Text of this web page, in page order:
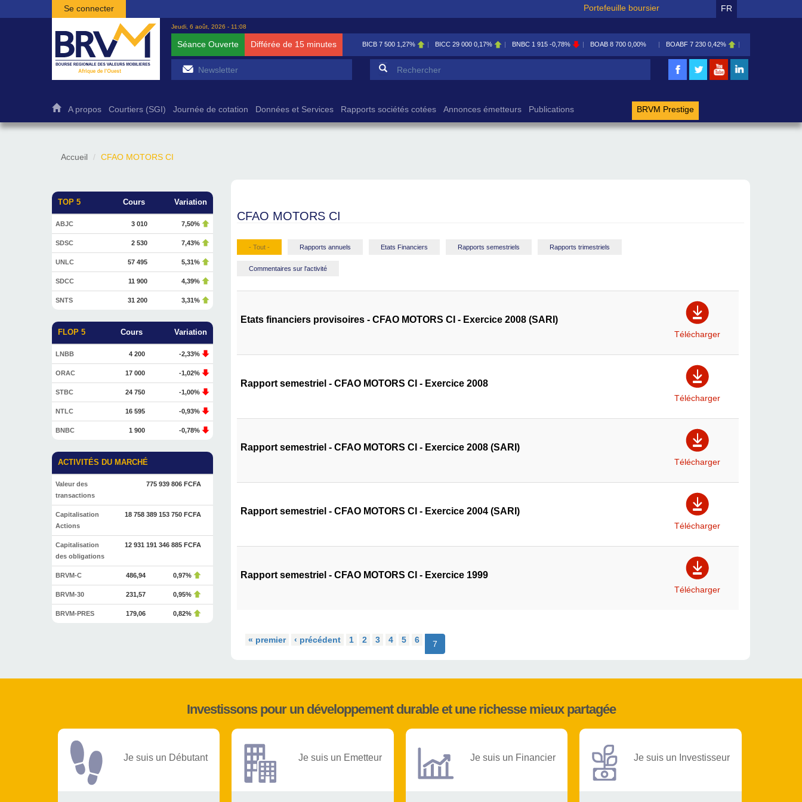
Aller au contenu principal
Se connecter Portefeuille boursier FR
Jeudi, 6 août, 2026 - 11:08
Séance Ouverte Différée de 15 minutes BICB 7 500 1,27% BICC 29 000 0,17% BNBC 1 915 -0,78% BOAB 8 700 0,00% BOABF 7 230 0,42%
Formulaire de recherche
A propos Courtiers (SGI) Journée de cotation Données et Services Rapports sociétés cotées Annonces émetteurs Publications BRVM Prestige
Accueil CFAO MOTORS CI
TOP 5 Cours Variation
ABJC 3 010 7,50%
SDSC 2 530 7,43%
UNLC 57 495 5,31%
SDCC 11 900 4,39%
SNTS 31 200 3,31%
FLOP 5 Cours Variation
LNBB 4 200 -2,33%
ORAC 17 000 -1,02%
STBC 24 750 -1,00%
NTLC 16 595 -0,93%
BNBC 1 900 -0,78%
ACTIVITÉS DU MARCHÉ
Valeur des
transactions
775 939 806 FCFA
Capitalisation
Actions
18 758 389 153 750 FCFA
Capitalisation
des obligations
12 931 191 346 885 FCFA
BRVM-C 486,94 0,97%
BRVM-30 231,57 0,95%
BRVM-PRES 179,06 0,82%
CFAO MOTORS CI
- Tout - Rapports annuels Etats Financiers Rapports semestriels Rapports trimestriels
Commentaires sur l'activité
Etats financiers provisoires - CFAO MOTORS CI - Exercice 2008 (SARI)
Télécharger
Rapport semestriel - CFAO MOTORS CI - Exercice 2008
Télécharger
Rapport semestriel - CFAO MOTORS CI - Exercice 2008 (SARI)
Télécharger
Rapport semestriel - CFAO MOTORS CI - Exercice 2004 (SARI)
Télécharger
Rapport semestriel - CFAO MOTORS CI - Exercice 1999
Télécharger
« premier ‹ précédent 1 2 3 4 5 6 7
Investissons pour un développement durable et une richesse mieux partagée
Je suis un Débutant Je suis un Emetteur Je suis un Financier Je suis un Investisseur